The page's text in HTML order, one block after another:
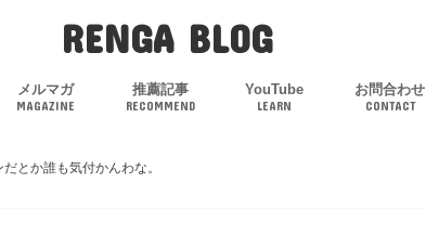
RENGA BLOG
メルマガ
MAGAZINE
推薦記事
RECOMMEND
YouTube
LEARN
お問合わせ
CONTACT
とか誰も気付かんわな。